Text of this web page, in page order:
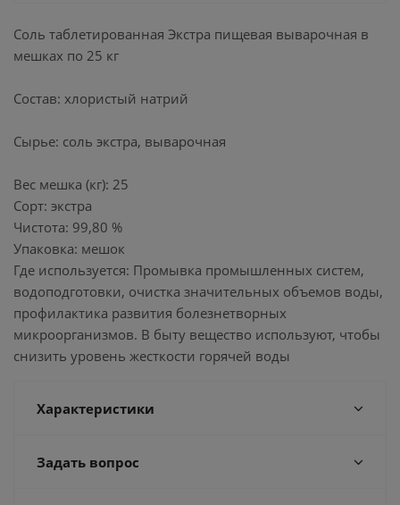
Соль таблетированная Экстра пищевая выварочная в
мешках по 25 кг
Состав: хлористый натрий
Сырье: соль экстра, выварочная
Вес мешка (кг): 25
Сорт: экстра
Чистота: 99,80 %
Упаковка: мешок
Где используется: Промывка промышленных систем,
водоподготовки, очистка значительных объемов воды,
профилактика развития болезнетворных
микроорганизмов. В быту вещество используют, чтобы
снизить уровень жесткости горячей воды
Характеристики
Задать вопрос